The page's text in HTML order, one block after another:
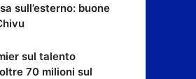
sull’esterno: buone
sul talento
70 milioni sul